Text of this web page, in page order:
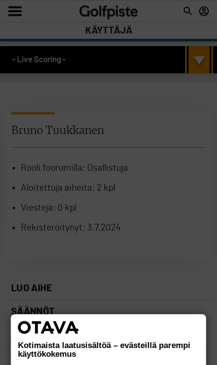
KÄYTTÄJÄ
- Live Scoring -
Bruno Tuukkanen
Rooli foorumilla: Osallistuja
Aloitettuja aiheita: 2 kpl
Viestejä: 0 kpl
Rekisteröitynyt: 3.7.2024
LUO AIHE
SÄÄNNÖT
OHJEET
UUSIMMAT VIESTIKETJUT
Kotimaista laatusisältöä – evästeillä parempi
käyttökokemus